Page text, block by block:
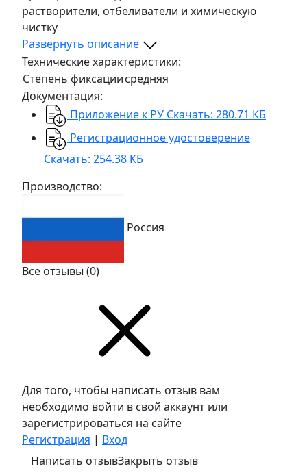
растворители, отбеливатели и химическую
чистку
Развернуть описание
Технические характеристики:
Степень фиксациисредняя
Документация:
Приложение к РУ Скачать: 280.71 КБ
Регистрационное удостоверение
Скачать: 254.38 КБ
Производство:
Россия
Все отзывы (0)
Для того, чтобы написать отзыв вам
необходимо войти в свой аккаунт или
зарегистрироваться на сайте
Регистрация | Вход
Написать отзывЗакрыть отзыв